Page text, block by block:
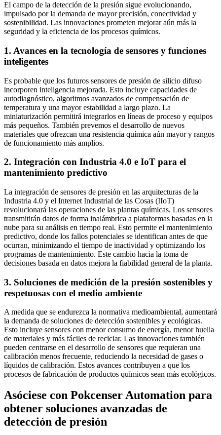
El campo de la detección de la presión sigue evolucionando,
impulsado por la demanda de mayor precisión, conectividad y
sostenibilidad. Las innovaciones prometen mejorar aún más la
seguridad y la eficiencia de los procesos químicos.
1. Avances en la tecnología de sensores y funciones
inteligentes
Es probable que los futuros sensores de presión de silicio difuso
incorporen inteligencia mejorada. Esto incluye capacidades de
autodiagnóstico, algoritmos avanzados de compensación de
temperatura y una mayor estabilidad a largo plazo. La
miniaturización permitirá integrarlos en líneas de proceso y equipos
más pequeños. También prevemos el desarrollo de nuevos
materiales que ofrezcan una resistencia química aún mayor y rangos
de funcionamiento más amplios.
2. Integración con Industria 4.0 e IoT para el
mantenimiento predictivo
La integración de sensores de presión en las arquitecturas de la
Industria 4.0 y el Internet Industrial de las Cosas (IIoT)
revolucionará las operaciones de las plantas químicas. Los sensores
transmitirán datos de forma inalámbrica a plataformas basadas en la
nube para su análisis en tiempo real. Esto permite el mantenimiento
predictivo, donde los fallos potenciales se identifican antes de que
ocurran, minimizando el tiempo de inactividad y optimizando los
programas de mantenimiento. Este cambio hacia la toma de
decisiones basada en datos mejora la fiabilidad general de la planta.
3. Soluciones de medición de la presión sostenibles y
respetuosas con el medio ambiente
A medida que se endurezca la normativa medioambiental, aumentará
la demanda de soluciones de detección sostenibles y ecológicas.
Esto incluye sensores con menor consumo de energía, menor huella
de materiales y más fáciles de reciclar. Las innovaciones también
pueden centrarse en el desarrollo de sensores que requieran una
calibración menos frecuente, reduciendo la necesidad de gases o
líquidos de calibración. Estos avances contribuyen a que los
procesos de fabricación de productos químicos sean más ecológicos.
Asóciese con Pokcenser Automation para
obtener soluciones avanzadas de
detección de presión